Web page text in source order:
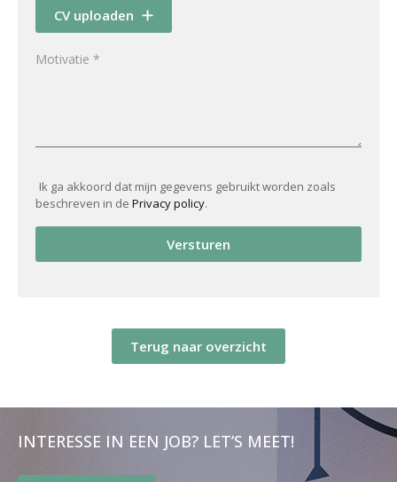
CV uploaden
Ik ga akkoord dat mijn gegevens gebruikt worden zoals
beschreven in de Privacy policy.
Versturen
Terug naar overzicht
INTERESSE IN EEN JOB? LET’S MEET!